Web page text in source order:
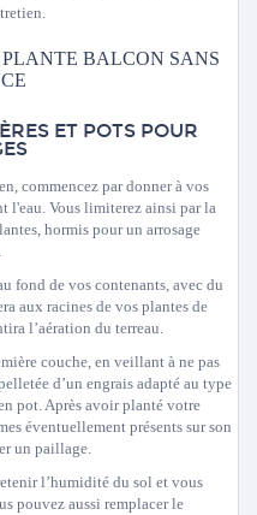
BALCON SANS
ET POTS POUR
commencez par donner à vos
l'eau. Vous limiterez ainsi par la
hormis pour un arrosage
fond de vos contenants, avec du
aux racines de vos plantes de
l’aération du terreau.
couche, en veillant à ne pas
d’un engrais adapté au type
pot. Après avoir planté votre
éventuellement présents sur son
un paillage.
l’humidité du sol et vous
pouvez aussi remplacer le